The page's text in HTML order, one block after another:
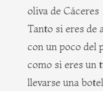
oliva de Cáceres
Tanto si eres de
con un poco del
como si eres un
llevarse una